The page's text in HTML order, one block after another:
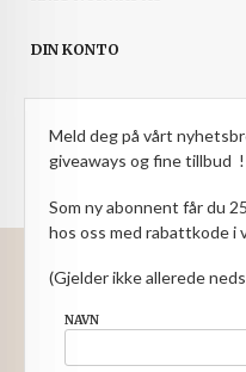
DIN KONTO
NYHETSBREV
PARTNERE
FRAKT
Meld deg på vårt
giveaways og fine tillbud !
Som ny abonnent får du
hos oss med rabattkode i
(Gjelder ikke allerede
NAVN